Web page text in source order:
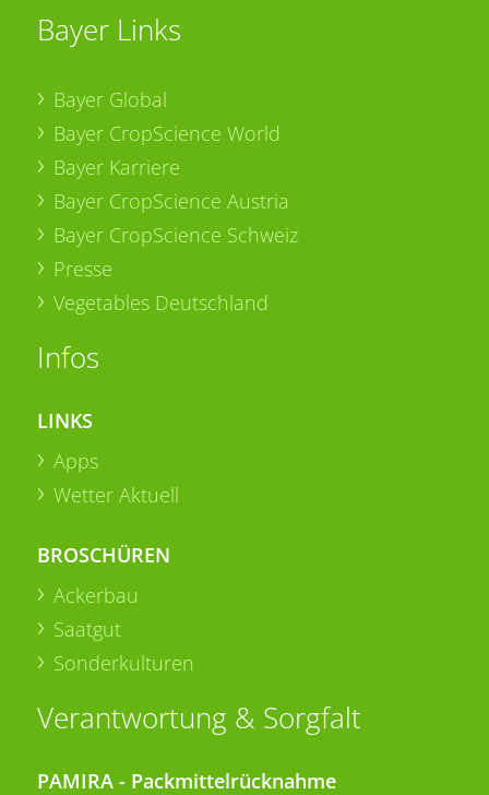
Bayer Links
Bayer Global
Bayer CropScience World
Bayer Karriere
Bayer CropScience Austria
Bayer CropScience Schweiz
Presse
Vegetables Deutschland
Infos
LINKS
Apps
Wetter Aktuell
BROSCHÜREN
Ackerbau
Saatgut
Sonderkulturen
Verantwortung & Sorgfalt
PAMIRA - Packmittelrücknahme